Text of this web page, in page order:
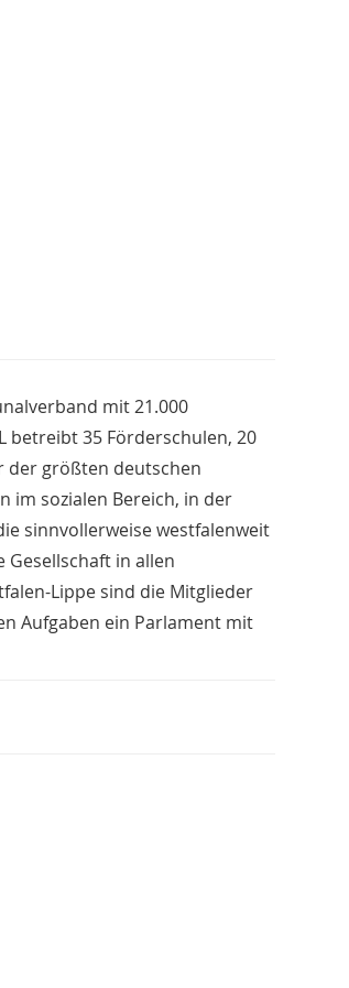
mit 21.000
betreibt 35 Förderschulen, 20
der größten deutschen
im sozialen Bereich, in der
sinnvollerweise westfalenweit
in allen
Lippe sind die Mitglieder
Aufgaben ein Parlament mit